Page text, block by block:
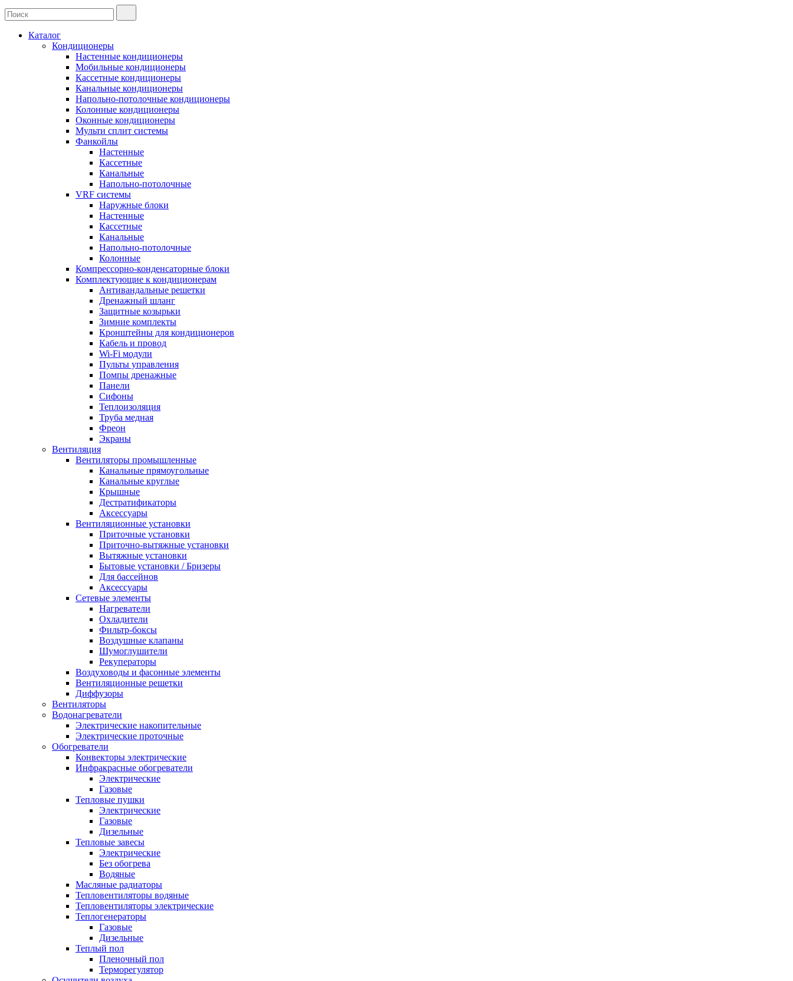
Каталог
Кондиционеры
Настенные кондиционеры
Мобильные кондиционеры
Кассетные кондиционеры
Канальные кондиционеры
Напольно-потолочные кондиционеры
Колонные кондиционеры
Оконные кондиционеры
Мульти сплит системы
Фанкойлы
Настенные
Кассетные
Канальные
Напольно-потолочные
VRF системы
Наружные блоки
Настенные
Кассетные
Канальные
Напольно-потолочные
Колонные
Компрессорно-конденсаторные блоки
Комплектующие к кондиционерам
Антивандальные решетки
Дренажный шланг
Защитные козырьки
Зимние комплекты
Кронштейны для кондиционеров
Кабель и провод
Wi-Fi модули
Пульты управления
Помпы дренажные
Панели
Сифоны
Теплоизоляция
Труба медная
Фреон
Экраны
Вентиляция
Вентиляторы промышленные
Канальные прямоугольные
Канальные круглые
Крышные
Дестратификаторы
Аксессуары
Вентиляционные установки
Приточные установки
Приточно-вытяжные установки
Вытяжные установки
Бытовые установки / Бризеры
Для бассейнов
Аксессуары
Сетевые элементы
Нагреватели
Охладители
Фильтр-боксы
Воздушные клапаны
Шумоглушители
Рекуператоры
Воздуховоды и фасонные элементы
Вентиляционные решетки
Диффузоры
Вентиляторы
Водонагреватели
Электрические накопительные
Электрические проточные
Обогреватели
Конвекторы электрические
Инфракрасные обогреватели
Электрические
Газовые
Тепловые пушки
Электрические
Газовые
Дизельные
Тепловые завесы
Электрические
Без обогрева
Водяные
Масляные радиаторы
Тепловентиляторы водяные
Тепловентиляторы электрические
Теплогенераторы
Газовые
Дизельные
Теплый пол
Пленочный пол
Терморегулятор